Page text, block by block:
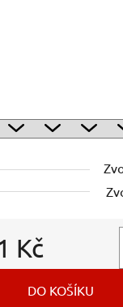
Kč
DO KOŠÍKU